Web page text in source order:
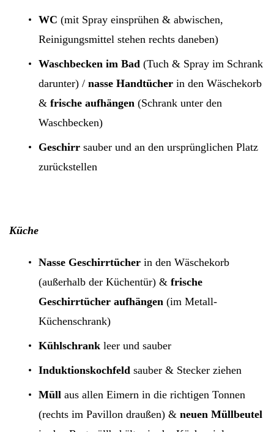
WC (mit Spray einsprühen & abwischen,
Reinigungsmittel stehen rechts daneben)
Waschbecken im Bad (Tuch & Spray im Schrank
darunter) / nasse Handtücher in den Wäschekorb
& frische aufhängen (Schrank unter den
Waschbecken)
Geschirr sauber und an den ursprünglichen Platz
zurückstellen
Küche
Nasse Geschirrtücher in den Wäschekorb
(außerhalb der Küchentür) & frische
Geschirrtücher aufhängen (im Metall-
Küchenschrank)
Kühlschrank leer und sauber
Induktionskochfeld sauber & Stecker ziehen
Müll aus allen Eimern in die richtigen Tonnen
(rechts im Pavillon draußen) & neuen Müllbeutel